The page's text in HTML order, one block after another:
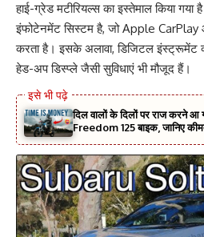
हाई-ग्रेड मटीरियल्स का इस्तेमाल किया
इंफोटेनमेंट सिस्टम है, जो Apple
करता है। इसके अलावा, डिजिटल इंस्ट्रूमेंट
हेड-अप डिस्प्ले जैसी सुविधाएं भी मौजूद हैं।
दिल वालों के दिलों पर राज करने आ
Freedom 125 बाइक, जानिए